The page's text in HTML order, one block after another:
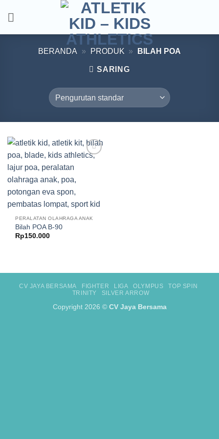
BERANDA » PRODUK » BILAH POA
SARING
PERALATAN OLAHRAGA ANAK
Bilah POA B-90
Rp150.000
CV JAYA BERSAMA FIGHTER LIGA OLYMPUS
TOP SPIN
TRINITY
SILVER ARROW
Copyright 2026 © CV Jaya Bersama